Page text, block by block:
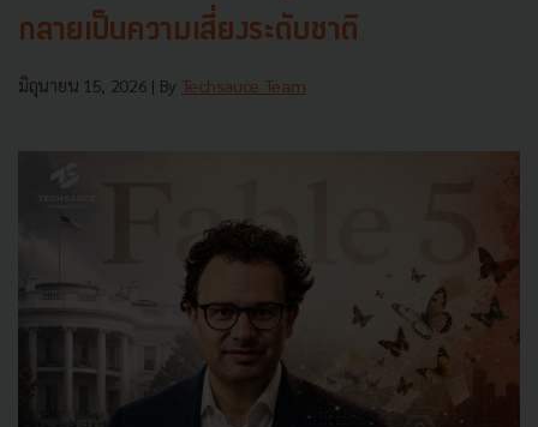
กลายเป็นความเสี่ยงระดับชาติ
มิถุนายน 15, 2026 | By Techsauce Team